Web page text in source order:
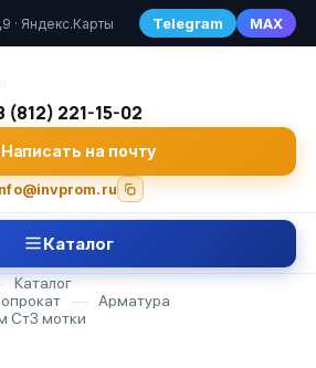
· Яндекс.Карты Telegram MAX
(812) 221-15-02
Написать на почту
Каталог
Каталог
—
Арматура
Ст3 мотки